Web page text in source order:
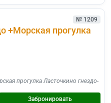
№ 1209
+Морская прогулка
прогулка Ласточкино гнездо-
Забронировать